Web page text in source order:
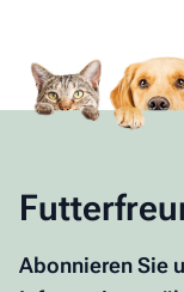
Abonnieren Sie